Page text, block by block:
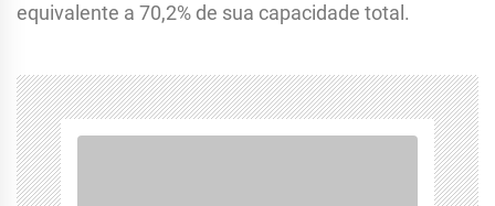
equivalente a 70,2% de sua capacidade total.